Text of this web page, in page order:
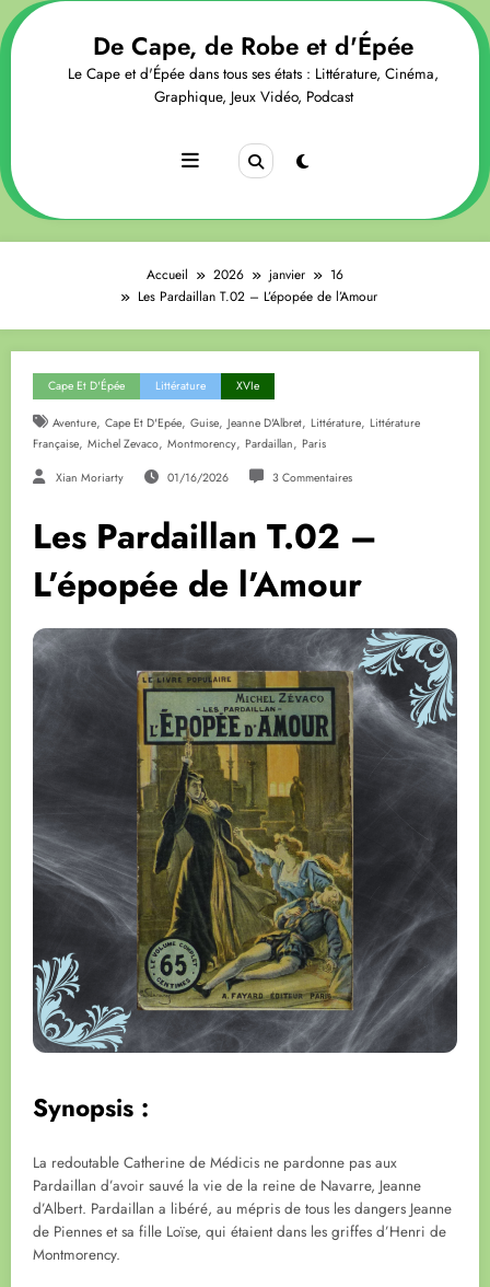
Aller
au
contenu
De Cape, de Robe et d'Épée
Le Cape et d'Épée dans tous ses états : Littérature, Cinéma,
Graphique, Jeux Vidéo, Podcast
Accueil 2026 janvier
16
Les Pardaillan T.02 – L’épopée de l’Amour
Cape Et D'Épée Littérature XVIe
Aventure, Cape Et D'Epée, Guise, Jeanne D'Albret, Littérature, Littérature
Française, Michel Zevaco, Montmorency, Pardaillan, Paris
Xian Moriarty 01/16/2026 3 Commentaires
Les Pardaillan T.02 –
L’épopée de l’Amour
Synopsis :
La redoutable Catherine de Médicis ne pardonne pas aux
Pardaillan d’avoir sauvé la vie de la reine de Navarre, Jeanne
d’Albert. Pardaillan a libéré, au mépris de tous les dangers Jeanne
de Piennes et sa fille Loïse, qui étaient dans les griffes d’Henri de
Montmorency.